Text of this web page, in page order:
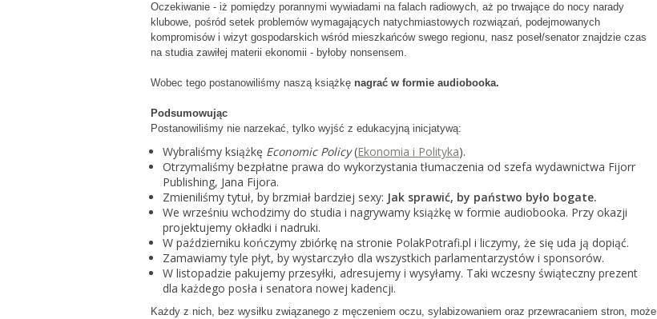
Oczekiwanie - iż pomiędzy porannymi wywiadami na falach radiowych, aż po trwające do nocy narady
klubowe, pośród setek problemów wymagających natychmiastowych rozwiązań, podejmowanych
kompromisów i wizyt gospodarskich wśród mieszkańców swego regionu, nasz poseł/senator znajdzie czas
na studia zawiłej materii ekonomii - byłoby nonsensem.
Wobec tego postanowiliśmy naszą książkę nagrać w formie audiobooka.
Podsumowując
Postanowiliśmy nie narzekać, tylko wyjść z edukacyjną inicjatywą:
Wybraliśmy książkę Economic Policy(Ekonomia i Polityka).
Otrzymaliśmy bezpłatne prawa do wykorzystania tłumaczenia od szefa wydawnictwa Fijorr
Publishing, Jana Fijora.
Zmieniliśmy tytuł, by brzmiał bardziej sexy: Jak sprawić, by państwo było bogate.
We wrześniu wchodzimy do studia i nagrywamy książkę w formie audiobooka. Przy okazji
projektujemy okładki i nadruki.
W październiku kończymy zbiórkę na stronie PolakPotrafi.pl i liczymy, że się uda ją dopiąć.
Zamawiamy tyle płyt, by wystarczyło dla wszystkich parlamentarzystów i sponsorów.
W listopadzie pakujemy przesyłki, adresujemy i wysyłamy. Taki wczesny świąteczny prezent
dla każdego posła i senatora nowej kadencji.
Każdy z nich, bez wysiłku związanego z męczeniem oczu, sylabizowaniem oraz przewracaniem stron, może